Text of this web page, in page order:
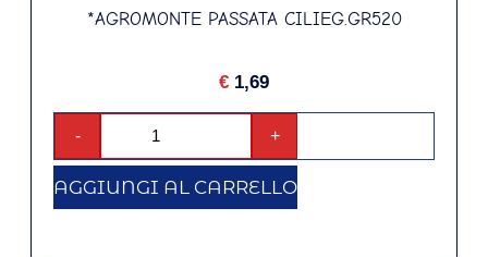
*AGROMONTE PASSATA CILIEG.GR520
€ 1,69
- +
AGGIUNGI AL CARRELLO